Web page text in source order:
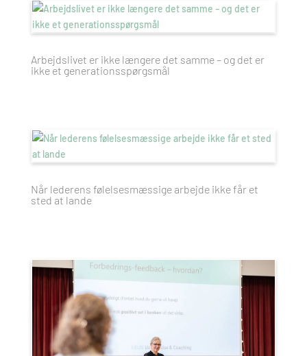
Arbejdslivet er ikke længere det samme – og det er
ikke et generationsspørgsmål
Når lederens følelsesmæssige arbejde ikke får et
sted at lande